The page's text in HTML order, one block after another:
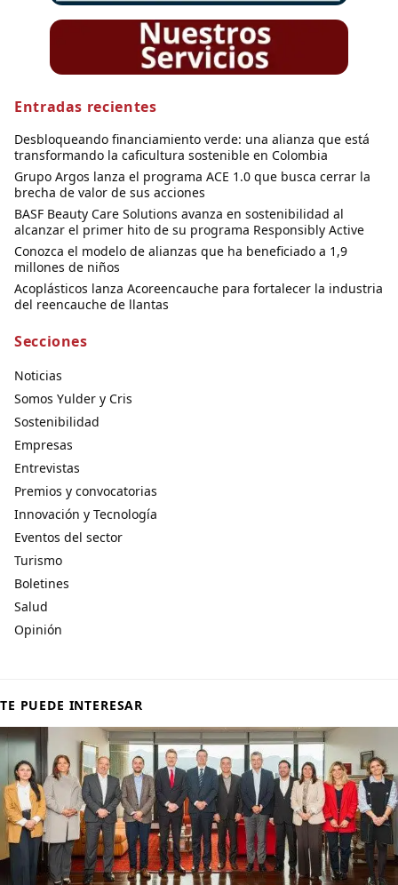
Entradas recientes
Desbloqueando financiamiento verde: una alianza que está
transformando la caficultura sostenible en Colombia
Grupo Argos lanza el programa ACE 1.0 que busca cerrar la
brecha de valor de sus acciones
BASF Beauty Care Solutions avanza en sostenibilidad al
alcanzar el primer hito de su programa Responsibly Active
Conozca el modelo de alianzas que ha beneficiado a 1,9
millones de niños
Acoplásticos lanza Acoreencauche para fortalecer la industria
del reencauche de llantas
Secciones
Noticias
Somos Yulder y Cris
Sostenibilidad
Empresas
Entrevistas
Premios y convocatorias
Innovación y Tecnología
Eventos del sector
Turismo
Boletines
Salud
Opinión
TE PUEDE INTERESAR